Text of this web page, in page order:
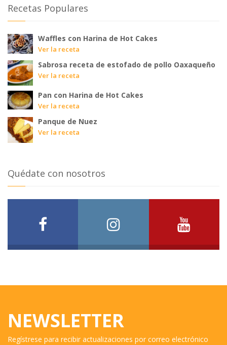
Recetas Populares
Waffles con Harina de Hot Cakes
Ver la receta
Sabrosa receta de estofado de pollo Oaxaqueño
Ver la receta
Pan con Harina de Hot Cakes
Ver la receta
Panque de Nuez
Ver la receta
Quédate con nosotros
NEWSLETTER
Regístrese para recibir actualizaciones por correo electrónico